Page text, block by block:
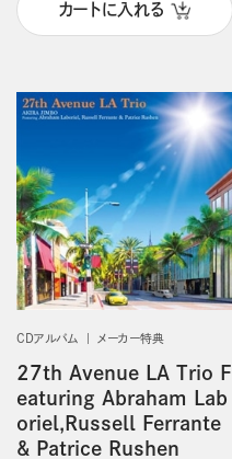
カートに入れる
CDアルバム メーカー特典
27th Avenue LA Trio F
eaturing Abraham Lab
oriel,Russell Ferrante
& Patrice Rushen